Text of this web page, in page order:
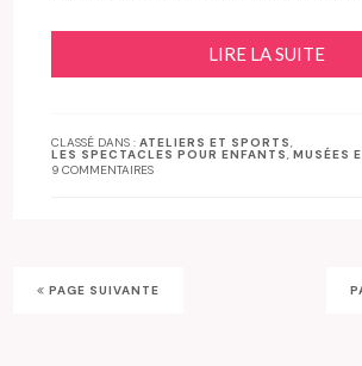
LIRE LA SUITE
CLASSÉ DANS :ATELIERS ET SPORTS,
LES SPECTACLES POUR ENFANTS,MUSÉES
9 COMMENTAIRES
PAGE SUIVANTE